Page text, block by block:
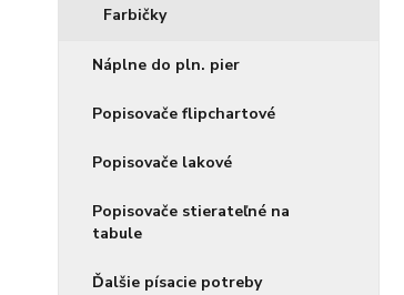
Farbičky
Náplne do pln. pier
Popisovače flipchartové
Popisovače lakové
Popisovače stierateľné na
tabule
Ďalšie písacie potreby